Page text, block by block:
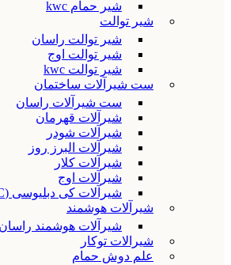
شیر حمام kwc
شیر توالت
شیر توالت راسان
شیر توالت اوج
شیر توالت kwc
ست شیرآلات ساختمان
ست شیرآلات راسان
شیرآلات قهرمان
شیرآلات شودر
شیرآلات البرز روز
شیرآلات کلار
شیرآلات اوج
شیرآلات کی دبلیوسی (KWC)
شیرآلات هوشمند
شیرآلات هوشمند راسان
شیرالات توکار
علم دوش حمام